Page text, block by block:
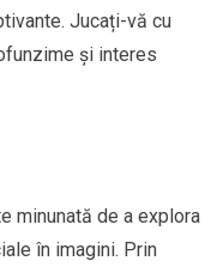
Jucați-vă cu
și interes
minunată de a explora
în imagini. Prin